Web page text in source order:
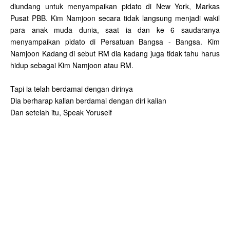
diundang untuk menyampaikan pidato di New York, Markas
Pusat PBB. Kim Namjoon secara tidak langsung menjadi wakil
para anak muda dunia, saat ia dan ke 6 saudaranya
menyampaikan pidato di Persatuan Bangsa - Bangsa. Kim
Namjoon Kadang di sebut RM dia kadang juga tidak tahu harus
hidup sebagai Kim Namjoon atau RM.
Tapi ia telah berdamai dengan dirinya
Dia berharap kalian berdamai dengan diri kalian
Dan setelah itu, Speak Yoruself